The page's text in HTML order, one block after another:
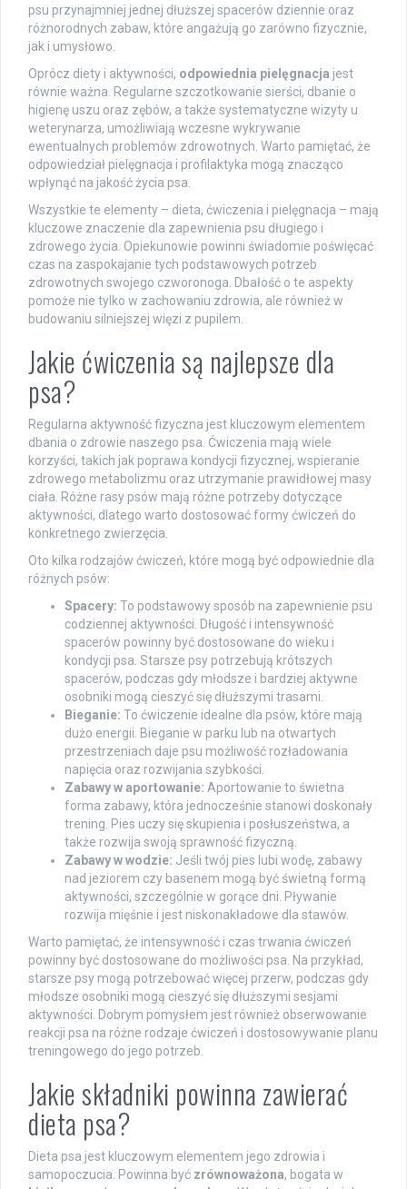
psu przynajmniej jednej dłuższej spacerów dziennie oraz
różnorodnych zabaw, które angażują go zarówno fizycznie,
jak i umysłowo.
Oprócz diety i aktywności, odpowiednia pielęgnacja jest
równie ważna. Regularne szczotkowanie sierści, dbanie o
higienę uszu oraz zębów, a także systematyczne wizyty u
weterynarza, umożliwiają wczesne wykrywanie
ewentualnych problemów zdrowotnych. Warto pamiętać, że
odpowiedział pielęgnacja i profilaktyka mogą znacząco
wpłynąć na jakość życia psa.
Wszystkie te elementy – dieta, ćwiczenia i pielęgnacja – mają
kluczowe znaczenie dla zapewnienia psu długiego i
zdrowego życia. Opiekunowie powinni świadomie poświęcać
czas na zaspokajanie tych podstawowych potrzeb
zdrowotnych swojego czworonoga. Dbałość o te aspekty
pomoże nie tylko w zachowaniu zdrowia, ale również w
budowaniu silniejszej więzi z pupilem.
Jakie ćwiczenia są najlepsze dla
psa?
Regularna aktywność fizyczna jest kluczowym elementem
dbania o zdrowie naszego psa. Ćwiczenia mają wiele
korzyści, takich jak poprawa kondycji fizycznej, wspieranie
zdrowego metabolizmu oraz utrzymanie prawidłowej masy
ciała. Różne rasy psów mają różne potrzeby dotyczące
aktywności, dlatego warto dostosować formy ćwiczeń do
konkretnego zwierzęcia.
Oto kilka rodzajów ćwiczeń, które mogą być odpowiednie dla
różnych psów:
Spacery: To podstawowy sposób na zapewnienie psu
codziennej aktywności. Długość i intensywność
spacerów powinny być dostosowane do wieku i
kondycji psa. Starsze psy potrzebują krótszych
spacerów, podczas gdy młodsze i bardziej aktywne
osobniki mogą cieszyć się dłuższymi trasami.
Bieganie: To ćwiczenie idealne dla psów, które mają
dużo energii. Bieganie w parku lub na otwartych
przestrzeniach daje psu możliwość rozładowania
napięcia oraz rozwijania szybkości.
Zabawy w aportowanie: Aportowanie to świetna
forma zabawy, która jednocześnie stanowi doskonały
trening. Pies uczy się skupienia i posłuszeństwa, a
także rozwija swoją sprawność fizyczną.
Zabawy w wodzie: Jeśli twój pies lubi wodę, zabawy
nad jeziorem czy basenem mogą być świetną formą
aktywności, szczególnie w gorące dni. Pływanie
rozwija mięśnie i jest niskonakładowe dla stawów.
Warto pamiętać, że intensywność i czas trwania ćwiczeń
powinny być dostosowane do możliwości psa. Na przykład,
starsze psy mogą potrzebować więcej przerw, podczas gdy
młodsze osobniki mogą cieszyć się dłuższymi sesjami
aktywności. Dobrym pomysłem jest również obserwowanie
reakcji psa na różne rodzaje ćwiczeń i dostosowywanie planu
treningowego do jego potrzeb.
Jakie składniki powinna zawierać
dieta psa?
Dieta psa jest kluczowym elementem jego zdrowia i
samopoczucia. Powinna być zrównoważona, bogata w